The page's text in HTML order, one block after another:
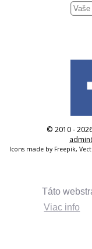
Táto
Viac info
© 2010 -
Icons made by Freepik,